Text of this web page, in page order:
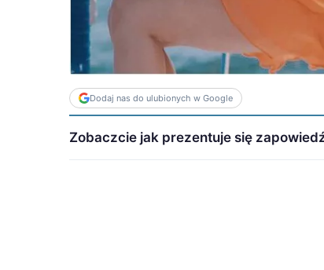
Dodaj nas do ulubionych w Google
Zobaczcie jak prezentuje się